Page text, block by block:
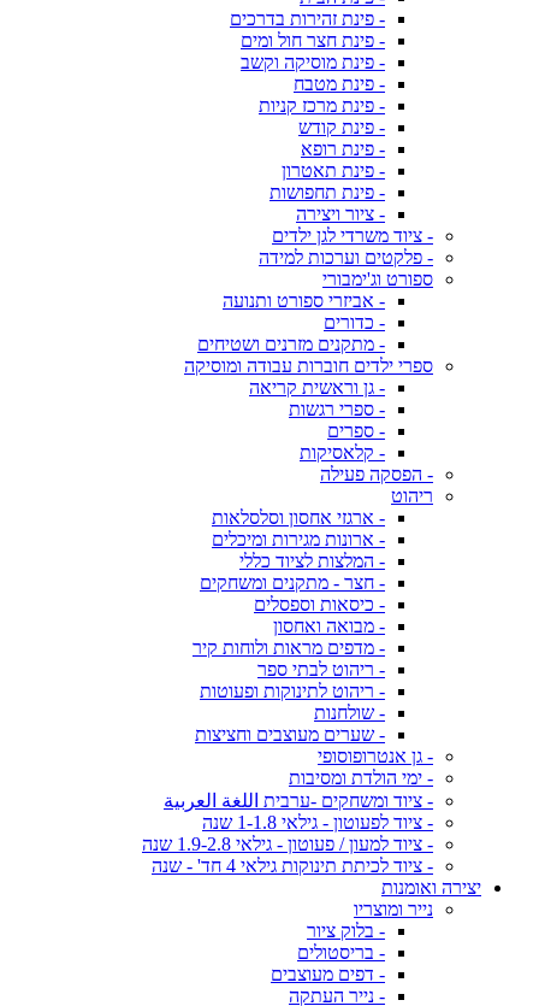
- פינת זהירות בדרכים
- פינת חצר חול ומים
- פינת מוסיקה וקשב
- פינת מטבח
- פינת מרכז קניות
- פינת קודש
- פינת רופא
- פינת תאטרון
- פינת תחפושות
- ציור ויצירה
- ציוד משרדי לגן ילדים
- פלקטים וערכות למידה
ספורט וג'ימבורי
- אביזרי ספורט ותנועה
- כדורים
- מתקנים מזרנים ושטיחים
ספרי ילדים חוברות עבודה ומוסיקה
- גן וראשית קריאה
- ספרי רגשות
- ספרים
- קלאסיקות
- הפסקה פעילה
ריהוט
- ארגזי אחסון וסלסלאות
- ארונות מגירות ומיכלים
- המלצות לציוד כללי
- חצר - מתקנים ומשחקים
- כיסאות וספסלים
- מבואה ואחסון
- מדפים מראות ולוחות קיר
- ריהוט לבתי ספר
- ריהוט לתינוקות ופעוטות
- שולחנות
- שערים מעוצבים וחציצות
- גן אנטרופוסופי
- ימי הולדת ומסיבות
- ציוד ומשחקים -ערבית اللغة العربية
- ציוד לפעוטון - גילאי 1-1.8 שנה
- ציוד למעון / פעוטון - גילאי 1.9-2.8 שנה
- ציוד לכיתת תינוקות גילאי 4 חד' - שנה
יצירה ואומנות
נייר ומוצריו
- בלוק ציור
- בריסטולים
- דפים מעוצבים
- נייר העתקה